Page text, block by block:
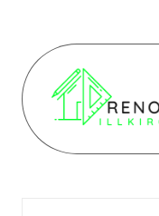
content
R